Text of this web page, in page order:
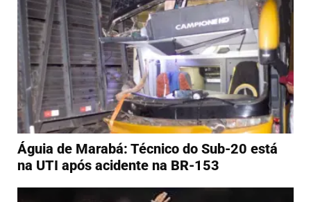
Águia de Marabá: Técnico do Sub-20 está
na UTI após acidente na BR-153